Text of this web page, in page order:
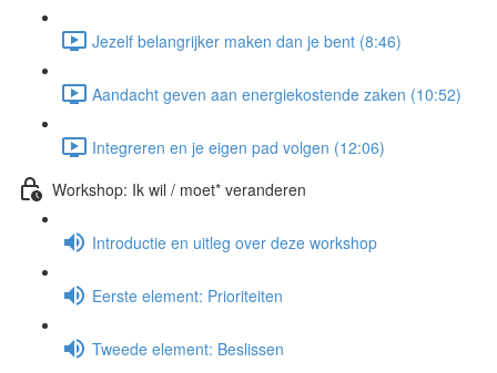
Jezelf belangrijker maken dan je bent (8:46)
Aandacht geven aan energiekostende zaken (10:52)
Integreren en je eigen pad volgen (12:06)
Workshop: Ik wil / moet* veranderen
Introductie en uitleg over deze workshop
Eerste element: Prioriteiten
Tweede element: Beslissen